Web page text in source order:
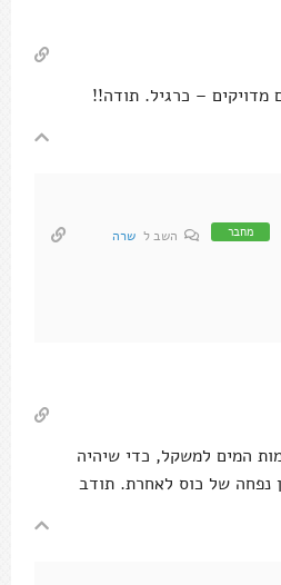
מדויקים – כרגיל. תודה!!
מחבר השב ל שרה
המים למשקל, כדי שיהיה
נפחה של כוס לאחרת. תודב